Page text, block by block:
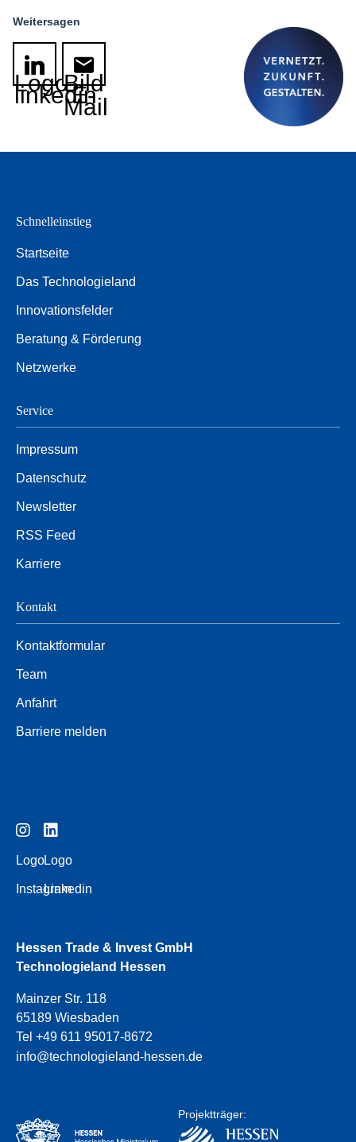
Weitersagen
Logo
linkedin
Bild
E-
Mail
Schnelleinstieg
Startseite
Das Technologieland
Innovationsfelder
Beratung & Förderung
Netzwerke
Service
Impressum
Datenschutz
Newsletter
RSS Feed
Karriere
Kontakt
Kontaktformular
Team
Anfahrt
Barriere melden
Logo
Instagram
Logo
Linkedin
Hessen Trade & Invest GmbH
Technologieland Hessen
Mainzer Str. 118
65189 Wiesbaden
Tel +49 611 95017-8672
info@technologieland-hessen.de
Projektträger: